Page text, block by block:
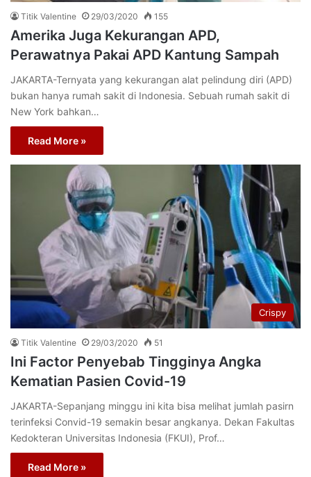
Titik Valentine 29/03/2020 155
Amerika Juga Kekurangan APD,
Perawatnya Pakai APD Kantung Sampah
JAKARTA-Ternyata yang kekurangan alat pelindung diri (APD)
bukan hanya rumah sakit di Indonesia. Sebuah rumah sakit di
New York bahkan…
Read More »
Crispy
Titik Valentine 29/03/2020 51
Ini Factor Penyebab Tingginya Angka
Kematian Pasien Covid-19
JAKARTA-Sepanjang minggu ini kita bisa melihat jumlah pasirn
terinfeksi Convid-19 semakin besar angkanya. Dekan Fakultas
Kedokteran Universitas Indonesia (FKUI), Prof…
Read More »